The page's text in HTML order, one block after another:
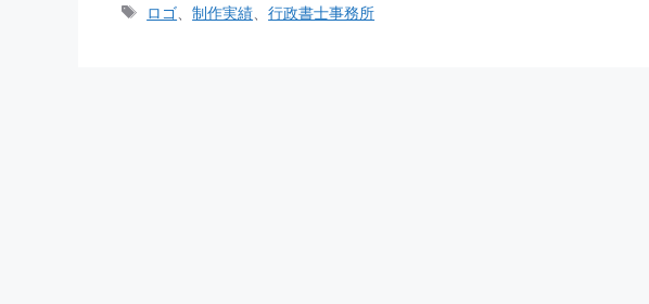
テ
タ
ロゴ 、制作実績 、行政書士事務所